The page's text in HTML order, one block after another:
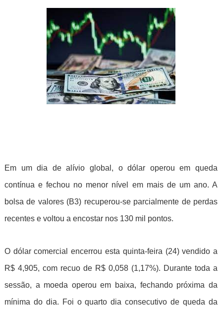
Em um dia de alívio global, o dólar operou em queda
contínua e fechou no menor nível em mais de um ano. A
bolsa de valores (B3) recuperou-se parcialmente de perdas
recentes e voltou a encostar nos 130 mil pontos.
O dólar comercial encerrou esta quinta-feira (24) vendido a
R$ 4,905, com recuo de R$ 0,058 (1,17%). Durante toda a
sessão, a moeda operou em baixa, fechando próxima da
mínima do dia. Foi o quarto dia consecutivo de queda da